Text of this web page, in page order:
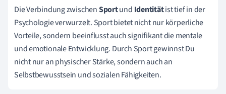
Die Verbindung zwischenSportund Identitätist tief in der
Psychologie verwurzelt. Sport bietet nicht nur körperliche
Vorteile, sondern beeinflusst auch signifikant die mentale
und emotionale Entwicklung. Durch Sport gewinnst Du
nicht nur an physischer Stärke, sondern auch an
Selbstbewusstsein und sozialen Fähigkeiten.